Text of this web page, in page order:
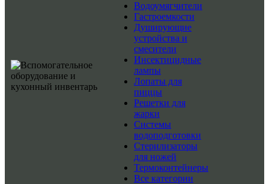
Водоумягчители
Гастроемкости
Душирующие
устройства и
смесители
Инсектицидные
лампы
Лопаты для
пиццы
Решетки для
жарки
Системы
водоподготовки
Стерилизаторы
для ножей
Термоконтейнеры
Все категории